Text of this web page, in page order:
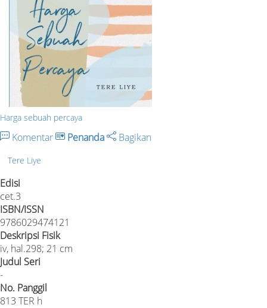
Harga sebuah percaya
Komentar Penanda Bagikan
Tere Liye
Edisi
cet.3
ISBN/ISSN
9786029474121
Deskripsi Fisik
iv, hal.298; 21 cm
Judul Seri
-
No. Panggil
813 TER h